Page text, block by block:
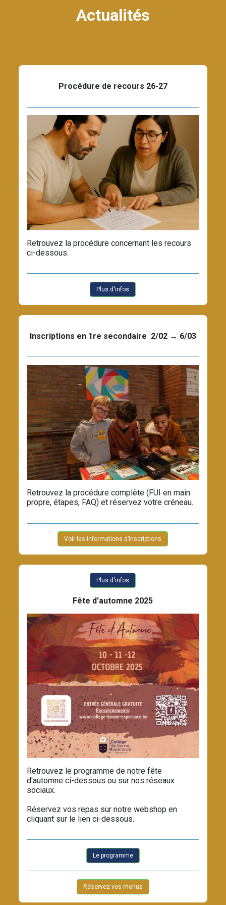
Actualités
Procédure de recours 26-27
Retrouvez la procédure concernant les recours
ci-dessous.
Plus d'infos
Inscriptions en 1re secondaire 2/02 → 6/03
Retrouvez la procédure complète (FUI en main
propre, étapes, FAQ) et réservez votre créneau.
Voir les informations d’inscriptions
Plus d'infos
Fête d'automne 2025
Retrouvez le programme de notre fête
d'automne ci-dessous ou sur nos réseaux
sociaux.
Réservez vos repas sur notre webshop en
cliquant sur le lien ci-dessous.
Le programme
Réservez vos menus